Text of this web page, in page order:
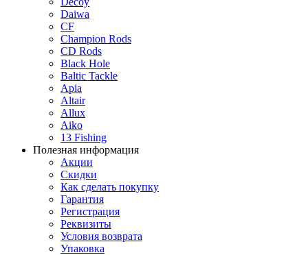
Daiwa
CF
Champion Rods
CD Rods
Black Hole
Baltic Tackle
Apia
Altair
Allux
Aiko
13 Fishing
Полезная информация
Акции
Скидки
Как сделать покупку
Гарантия
Регистрация
Реквизиты
Условия возврата
Упаковка